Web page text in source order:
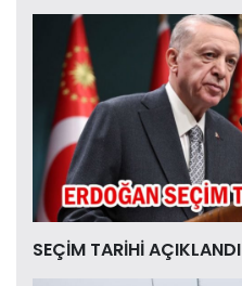
SEÇİM TARİHİ AÇIKLANDI